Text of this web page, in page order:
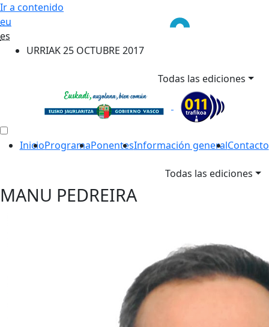
Ir a contenido
eu
es
URRIAK 25 OCTUBRE 2017
Todas las ediciones
InicioProgramaPonentesInformación generalContacto
Todas las ediciones
MANU PEDREIRA